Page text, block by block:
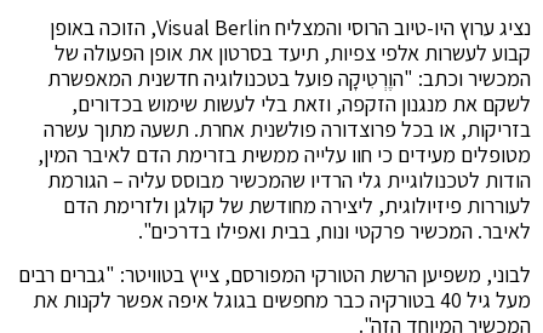
נציג ערוץ היו-טיוב הרוסי והמצליח Visual Berlin, הזוכה באופן
קבוע לעשרות אלפי צפיות, תיעד בסרטון את אופן הפעולה של
המכשיר וכתב: "הוֶרְטִיקָה פועל בטכנולוגיה חדשנית המאפשרת
לשקם את מנגנון הזקפה, וזאת בלי לעשות שימוש בכדורים,
בזריקות, או בכל פרוצדורה פולשנית אחרת. תשעה מתוך עשרה
מטופלים מעידים כי חוו עלייה ממשית בזרימת הדם לאיבר המין,
הודות לטכנולוגיית גלי הרדיו שהמכשיר מבוסס עליה – הגורמת
לעוררות פיזיולוגית, ליצירה מחודשת של קולגן ולזרימת הדם
לאיבר. המכשיר פרקטי ונוח, בבית ואפילו בדרכים".
לבוני, משפיען הרשת הטורקי המפורסם, צייץ בטוויטר: "גברים רבים
מעל גיל 40 בטורקיה כבר מחפשים בגוגל איפה אפשר לקנות את
המכשיר המיוחד הזה".